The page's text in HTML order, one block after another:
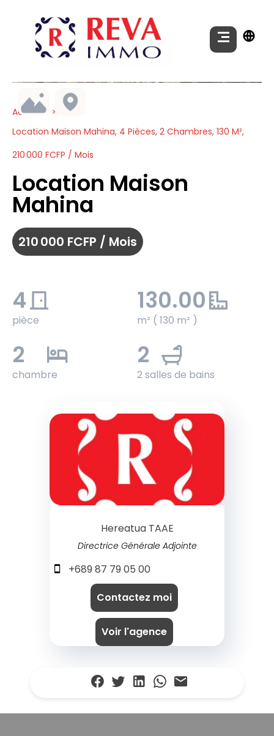
Accueil
Location Maison Mahina, 4 Pièces, 2 Chambres, 130 M²,
210 000 FCFP / Mois
Location Maison
Mahina
210 000 FCFP / Mois
4
pièce
130.00
m² ( 130 m² )
2
chambre
2
2 salles de bains
Hereatua TAAE
Directrice Générale Adjointe
+689 87 79 05 00
Contactez moi
Voir l'agence